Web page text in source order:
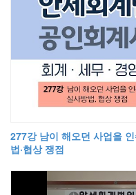
277강 남이 해오던 사업을
법·협상 쟁점